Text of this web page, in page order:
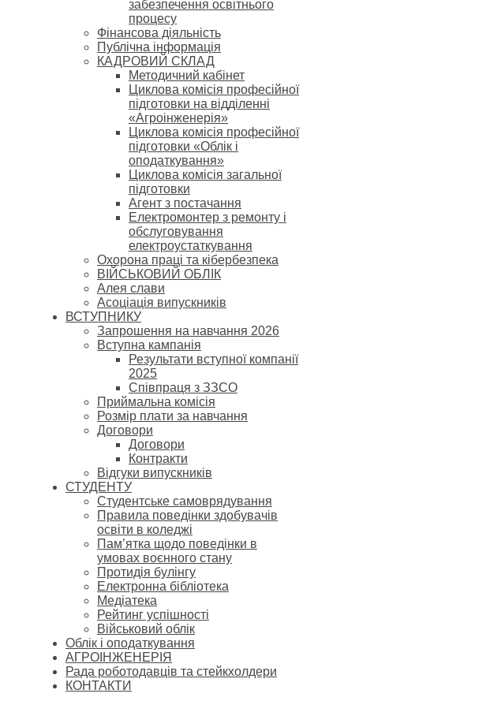
забезпечення освітнього
процесу
Фінансова діяльність
Публічна інформація
КАДРОВИЙ СКЛАД
Методичний кабінет
Циклова комісія професійної
підготовки на відділенні
«Агроінженерія»
Циклова комісія професійної
підготовки «Облік і
оподаткування»
Циклова комісія загальної
підготовки
Агент з постачання
Електромонтер з ремонту і
обслуговування
електроустаткування
Охорона праці та кібербезпека
ВІЙСЬКОВИЙ ОБЛІК
Алея слави
Асоціація випускників
ВСТУПНИКУ
Запрошення на навчання 2026
Вступна кампанія
Результати вступної компанії
2025
Співпраця з ЗЗСО
Приймальна комісія
Розмір плати за навчання
Договори
Договори
Контракти
Відгуки випускників
СТУДЕНТУ
Cтудентське самоврядування
Правила поведінки здобувачів
освіти в коледжі
Пам’ятка щодо поведінки в
умовах воєнного стану
Протидія булінгу
Електронна бібліотека
Медіатека
Рейтинг успішності
Військовий облік
Облік і оподаткування
АГРОІНЖЕНЕРІЯ
Рада роботодавців та стейкхолдери
КОНТАКТИ